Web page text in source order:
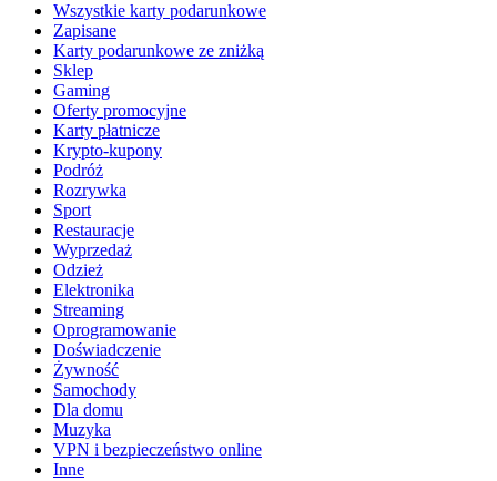
Wszystkie karty podarunkowe
Zapisane
Karty podarunkowe ze zniżką
Sklep
Gaming
Oferty promocyjne
Karty płatnicze
Krypto-kupony
Podróż
Rozrywka
Sport
Restauracje
Wyprzedaż
Odzież
Elektronika
Streaming
Oprogramowanie
Doświadczenie
Żywność
Samochody
Dla domu
Muzyka
VPN i bezpieczeństwo online
Inne